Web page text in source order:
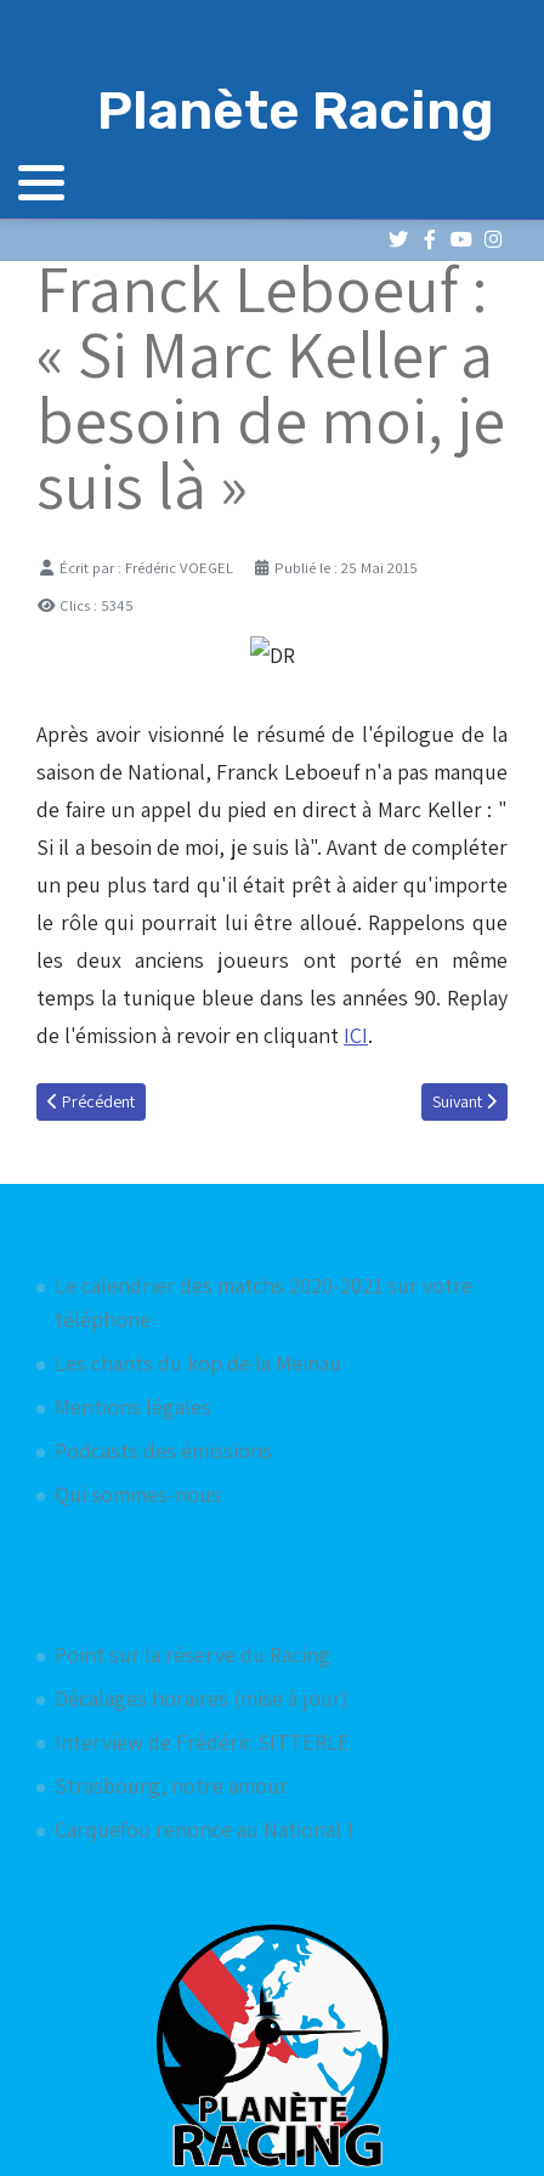
Planète Racing
Franck Leboeuf :
« Si Marc Keller a
besoin de moi, je
suis là »
DétailsÉcrit par : Frédéric VOEGEL
Publié le : 25 Mai 2015
Clics : 5345
Après avoir visionné le résumé de l'épilogue de la
saison de National, Franck Leboeuf n'a pas manque
de faire un appel du pied en direct à Marc Keller : "
Si il a besoin de moi, je suis là". Avant de compléter
un peu plus tard qu'il était prêt à aider qu'importe
le rôle qui pourrait lui être alloué. Rappelons que
les deux anciens joueurs ont porté en même
temps la tunique bleue dans les années 90. Replay
de l'émission à revoir en cliquant ICI.
Article précédent : Les nouveaux maillots dévoilés
Précédent Article suivant :
Suivant
Le calendrier des matchs 2020-2021 sur votre
téléphone
Les chants du kop de la Meinau
Mentions légales
Podcasts des émissions
Qui sommes-nous
Point sur la réserve du Racing
Décalages horaires (mise à jour)
Interview de Frédéric SITTERLE
Strasbourg, notre amour
Carquefou renonce au National !